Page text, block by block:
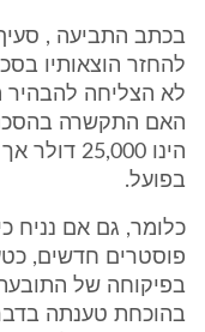
לא הצליחה להבהיר
האם התקשרה
הינו
בפועל.
כלומר, גם אם נניח
פוסטרים חדשים,
בפיקוחה של
בהוכחת טענתה